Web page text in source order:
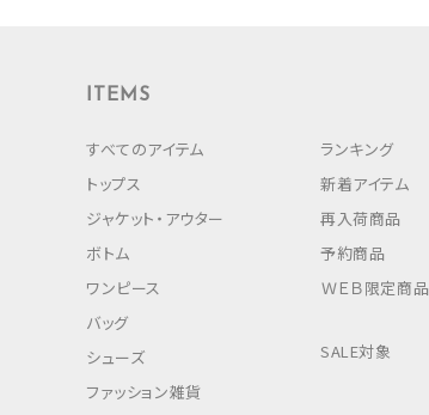
ITEMS
すべてのアイテム
トップス
ジャケット・アウター
ボトム
ワンピース
バッグ
シューズ
ファッション雑貨
ランキング
新着アイテム
再入荷商品
予約商品
ＷＥＢ限定商品
SALE対象